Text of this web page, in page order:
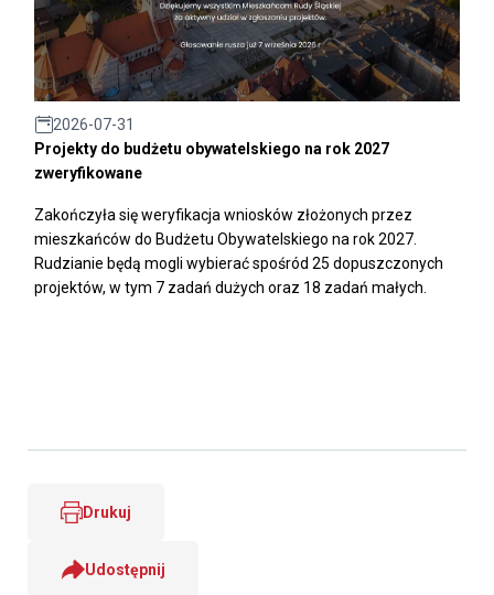
2026-07-31
Projekty do budżetu obywatelskiego na rok 2027
zweryfikowane
Zakończyła się weryfikacja wniosków złożonych przez
mieszkańców do Budżetu Obywatelskiego na rok 2027.
Rudzianie będą mogli wybierać spośród 25 dopuszczonych
projektów, w tym 7 zadań dużych oraz 18 zadań małych.
Drukuj
Udostępnij